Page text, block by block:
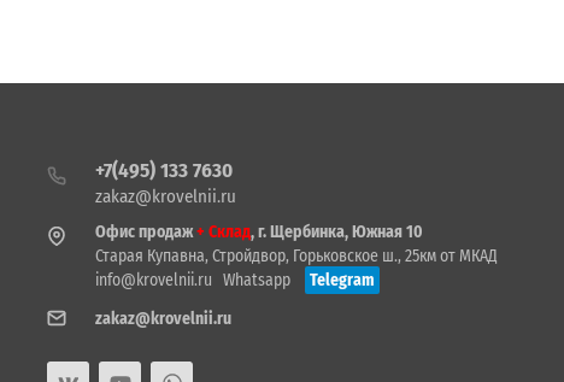
+7(495) 133 7630
zakaz@krovelnii.ru
Офис продаж+ Склад, г. Щербинка, Южная 10
Старая Купавна, Стройдвор, Горьковское ш., 25км от МКАД
info@krovelnii.ru
Whatsapp
Telegram
zakaz@krovelnii.ru